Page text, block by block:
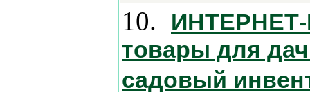
10.
ИНТЕРНЕТ-
товары для
садовый